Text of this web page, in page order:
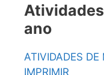
ano
ATIVIDADES
IMPRIMIR